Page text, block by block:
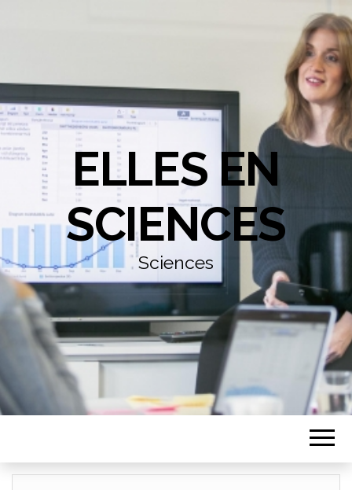
ELLES EN
SCIENCES
Sciences